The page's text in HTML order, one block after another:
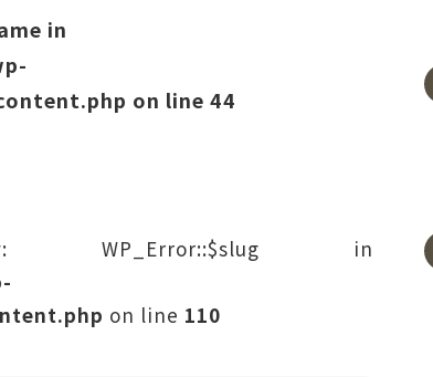
in
on line 44
WP_Error::$slug in
on line 110